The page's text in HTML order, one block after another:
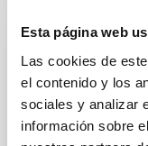
Esta página web
Las cookies de
el contenido y los
sociales y analizar
información sobre SEP